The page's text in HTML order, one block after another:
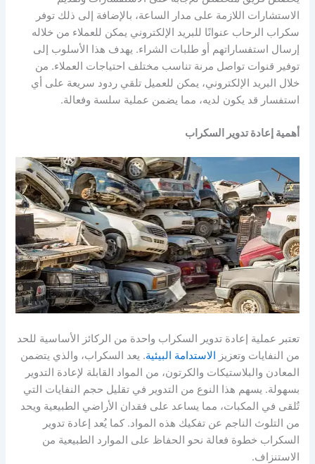
الاستشارات اللازمة على مدار الساعة، بالإضافة إلى ذلك توفر
سكراب الرحاب عنوانًا للبريد الإلكتروني يمكن للعملاء من خلاله
إرسال استفساراتهم أو طلبات الشراء. يهدف هذا الأسلوب إلى
توفير قنوات تواصل مرنة تناسب مختلف احتياجات العملاء. من
خلال البريد الإلكتروني، يمكن للعميل تلقي ردود سريعة على أي
استفسار قد يكون لديه، مما يضمن عملية سلسة وفعالة.
أهمية إعادة تدوير السكراب
تعتبر عملية إعادة تدوير السكراب واحدة من الركائز الأساسية للحد
من النفايات وتعزيز الاستدامة البيئية. يعد السكراب، والذي يتضمن
المعادن والبلاستيكات والكرتون، من المواد القابلة لإعادة التدوير
بسهولة. يسهم هذا النوع من التدوير في تقليل حجم النفايات التي
تُلقى في المكبات، مما يساعد على فقدان الأراضي الطبيعية ويحد
من التلوث الناجم عن تفكيك هذه المواد. كما يُعد إعادة تدوير
السكراب خطوة فعالة نحو الحفاظ على الموارد الطبيعية من
الاستنزاف.